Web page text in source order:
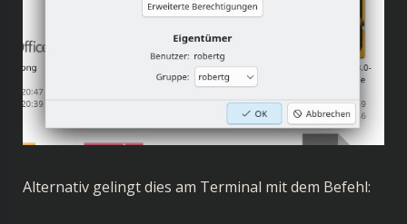
Alternativ gelingt dies am Terminal mit dem Befehl: